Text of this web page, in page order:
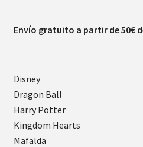
Envío gratuito a partir de 50€
Disney
Dragon Ball
Harry Potter
Kingdom Hearts
Mafalda